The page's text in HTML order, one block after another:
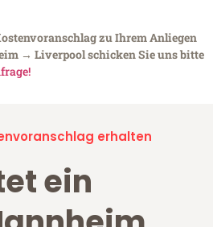
zu Ihrem Anliegen
→ Liverpool schicken Sie uns bitte
erhalten
ein